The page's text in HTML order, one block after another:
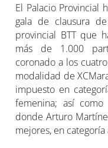
El Palacio Provincial
gala de clausura
provincial BTT que
más de 1.000
coronado a los
modalidad de
impuesto en
femenina; así
donde Arturo
mejores, en categoría